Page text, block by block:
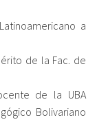
a
de la Fac. de
de la UBA
Bolivariano